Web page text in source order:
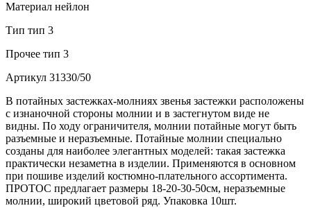
Материал нейлон
Тип тип 3
Прочее тип 3
Артикул 31330/50
В потайных застежках-молниях звенья застежки расположены
с изнаночной стороны молнии и в застегнутом виде не
видны. По ходу ограничителя, молнии потайные могут быть
разъемные и неразъемные. Потайные молнии специально
созданы для наиболее элегантных моделей: такая застежка
практически незаметна в изделии. Применяются в основном
при пошиве изделий костюмно-плательного ассортимента.
ПРОТОС предлагает размеры 18-20-30-50см, неразъемные
молнии, широкий цветовой ряд. Упаковка 10шт.